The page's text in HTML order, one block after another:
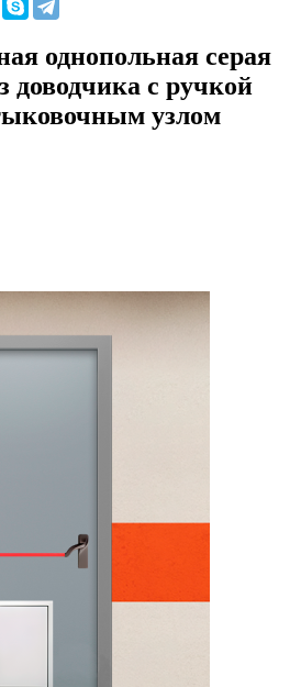
однопольная серая
доводчика с ручкой
узлом